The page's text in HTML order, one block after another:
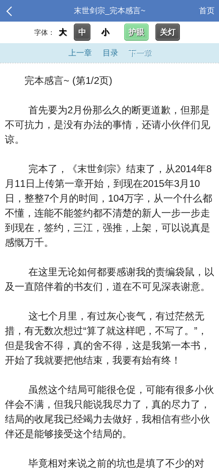
末世剑宗_完本感言~ 首页
字体： 大 中 小 护眼 关灯
上一章 目录 下一章
完本感言~ (第1/2页)
首先要为2月份那么久的断更道歉，但那是
不可抗力，是没有办法的事情，还请小伙伴们见
谅。
完本了，《末世剑宗》结束了，从2014年8
月11日上传第一章开始，到现在2015年3月10
日，整整7个月的时间，104万字，从一个什么都
不懂，连能不能签约都不清楚的新人一步一步走
到现在，签约，三江，强推，上架，可以说真是
感慨万千。
在这里无论如何都要感谢我的责编袋鼠，以
及一直陪伴着的书友们，道在不可见深表谢意。
这七个月里，有过灰心丧气，有过茫然无
措，有无数次想过“算了就这样吧，不写了。”，
但是我舍不得，真的舍不得，这是我第一本书，
开始了我就要把他结束，我要有始有终！
虽然这个结局可能很仓促，可能有很多小伙
伴会不满，但我只能说我尽力了，真的尽力了，
结局的收尾我已经竭力去做好，我相信有些小伙
伴还是能够接受这个结局的。
毕竟相对来说之前的坑也是填了不少的对